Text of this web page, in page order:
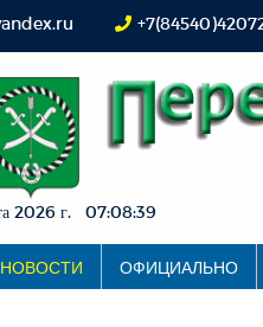
2026 г. 07:08:40
НОВОСТИ ОФИЦИАЛЬНО